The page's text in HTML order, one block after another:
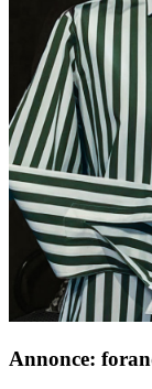
Annonce: